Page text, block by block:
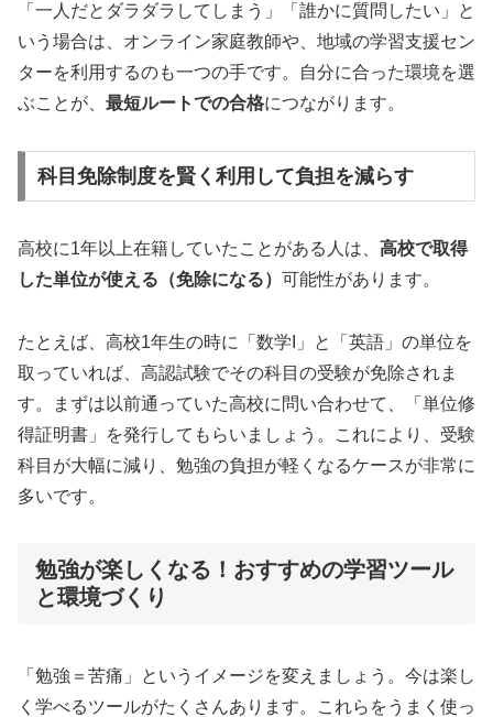
「一人だとダラダラしてしまう」「誰かに質問したい」と
いう場合は、オンライン家庭教師や、地域の学習支援セン
ターを利用するのも一つの手です。自分に合った環境を選
ぶことが、 最短ルートでの合格につながります。
科目免除制度を賢く利用して負担を減らす
高校に1年以上在籍していたことがある人は、 高校で取得
した単位が使える（免除になる） 可能性があります。
たとえば、高校1年生の時に「数学I」と「英語」の単位を
取っていれば、高認試験でその科目の受験が免除されま
す。まずは以前通っていた高校に問い合わせて、「単位修
得証明書」を発行してもらいましょう。これにより、受験
科目が大幅に減り、勉強の負担が軽くなるケースが非常に
多いです。
勉強が楽しくなる！おすすめの学習ツール
と環境づくり
「勉強＝苦痛」というイメージを変えましょう。今は楽し
く学べるツールがたくさんあります。これらをうまく使っ